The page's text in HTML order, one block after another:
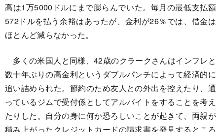
高は1万5000ドルにまで膨らんでいた。毎月の最低支払額
572ドルを払う余裕はあったが、金利が26％では、借金は
ほとんど減らなかった。
多くの米国人と同様、42歳のクラークさんはインフレと
数十年ぶりの高金利というダブルパンチによって経済的に
追い詰められた。節約のため友人との外出を控えたり、通
っているジムで受付係としてアルバイトをすることを考え
たりした。自分の身に何か恐ろしいことが起きて、両親が
積み上がったクレジットカードの請求書を発見するところ